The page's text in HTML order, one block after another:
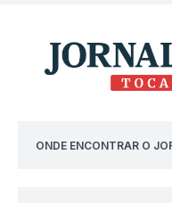
ONDE ENCONTRAR O